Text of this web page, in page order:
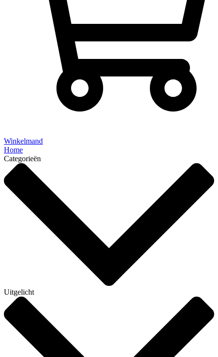
Winkelmand
Home
Categorieën
Uitgelicht